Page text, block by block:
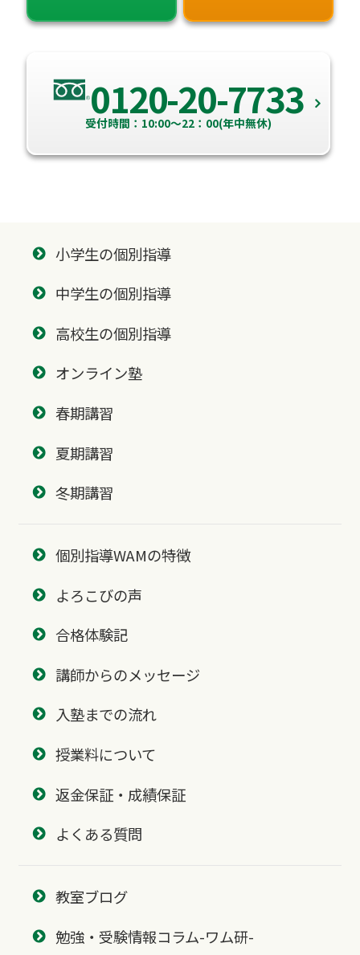
0120-20-7733
受付時間：10:00～22：00(年中無休)
小学生の個別指導
中学生の個別指導
高校生の個別指導
オンライン塾
春期講習
夏期講習
冬期講習
個別指導WAMの特徴
よろこびの声
合格体験記
講師からのメッセージ
入塾までの流れ
授業料について
返金保証・成績保証
よくある質問
教室ブログ
勉強・受験情報コラム-ワム研-